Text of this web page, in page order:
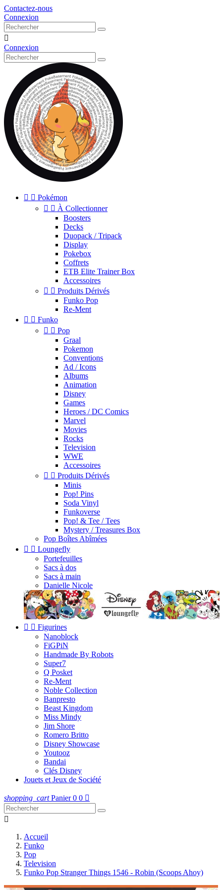
Contactez-nous
Connexion

Connexion
  Pokémon
  À Collectionner
Boosters
Decks
Duopack / Tripack
Display
Pokebox
Coffrets
ETB Elite Trainer Box
Accessoires
  Produits Dérivés
Funko Pop
Re-Ment
  Funko
  Pop
Graal
Pokemon
Conventions
Ad / Icons
Albums
Animation
Disney
Games
Heroes / DC Comics
Marvel
Movies
Rocks
Television
WWE
Accessoires
  Produits Dérivés
Minis
Pop! Pins
Soda Vinyl
Funkoverse
Pop! & Tee / Tees
Mystery / Treasures Box
Pop Boîtes Abîmées
  Loungefly
Portefeuilles
Sacs à dos
Sacs à main
Danielle Nicole
  Figurines
Nanoblock
FiGPiN
Handmade By Robots
Super7
Q Posket
Re-Ment
Noble Collection
Banpresto
Beast Kingdom
Miss Mindy
Jim Shore
Romero Britto
Disney Showcase
Youtooz
Bandai
Clés Disney
Jouets et Jeux de Société
shopping_cart Panier 0 0 

Accueil
Funko
Pop
Television
Funko Pop Stranger Things 1546 - Robin (Scoops Ahoy)